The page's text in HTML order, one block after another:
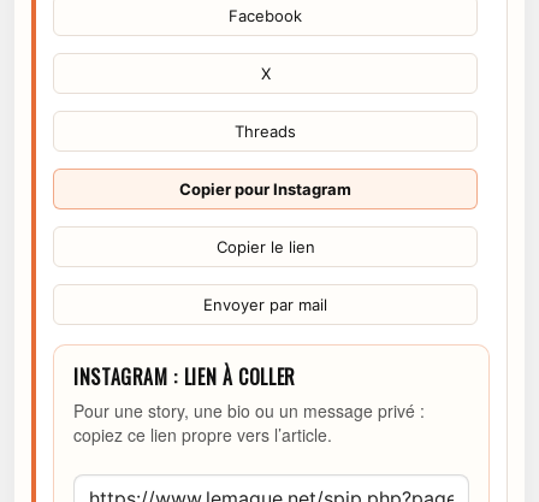
Facebook
X
Threads
Copier pour Instagram
Copier le lien
Envoyer par mail
INSTAGRAM : LIEN À COLLER
Pour une story, une bio ou un message privé :
copiez ce lien propre vers l’article.